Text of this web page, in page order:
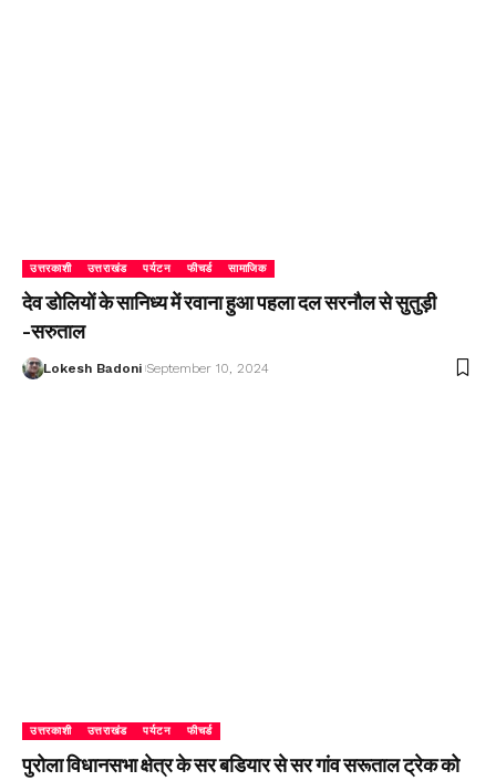
उत्तरकाशी उत्तराखंड पर्यटन फीचर्ड सामाजिक
देव डोलियों के सानिध्य में रवाना हुआ पहला दल सरनौल से सुतुड़ी
-सरुताल
Lokesh Badoni September 10, 2024
उत्तरकाशी उत्तराखंड पर्यटन फीचर्ड
पुरोला विधानसभा क्षेत्र के सर बडियार से सर गांव सरूताल ट्रेक को